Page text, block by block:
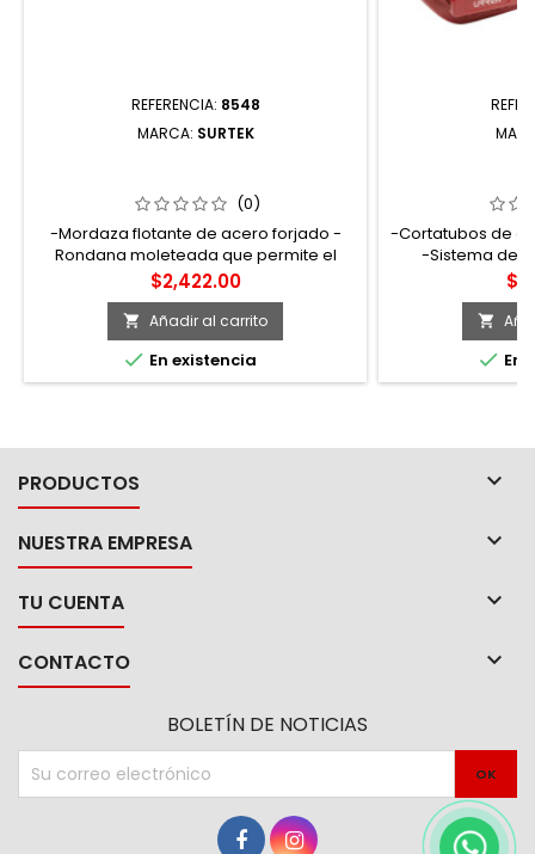
REFERENCIA: 8548
MARCA: SURTEK
(0)
-Mordaza flotante de acero forjado -
Rondana moleteada que permite el
rápido y seguro ajuste de las mordazas
-Cuerpo de hierro nodular con diseño
ergonómico, agarre perfecto
Precio
$2,422.00
 Añadir al carrito
 En existencia
-Cortatubos de
-Sistema de
herramienta. -
paredes
ayuda, para
tubos para
cortes

 En
PRODUCTOS 
NUESTRA EMPRESA 
TU CUENTA 
CONTACTO 
BOLETÍN DE NOTICIAS